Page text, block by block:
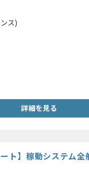
ス)
詳細を見る
ト】稼動システム全